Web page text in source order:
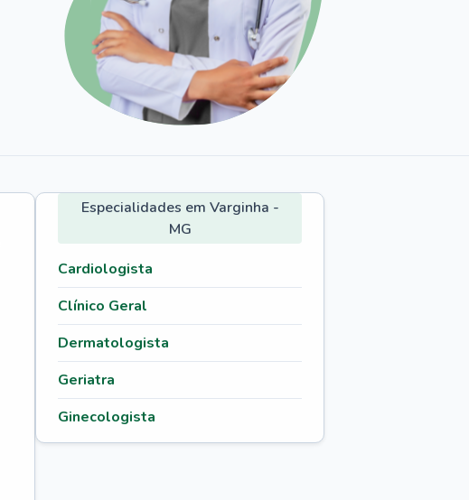
Especialidades em Varginha -
MG
Cardiologista
Clínico Geral
Dermatologista
Geriatra
Ginecologista